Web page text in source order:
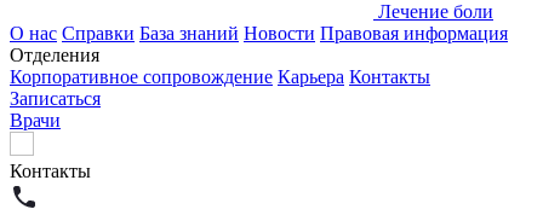
Лечение боли
О нас Справки База знаний Новости Правовая информация
Отделения
Корпоративное сопровождение Карьера Контакты
Записаться
Врачи
Контакты